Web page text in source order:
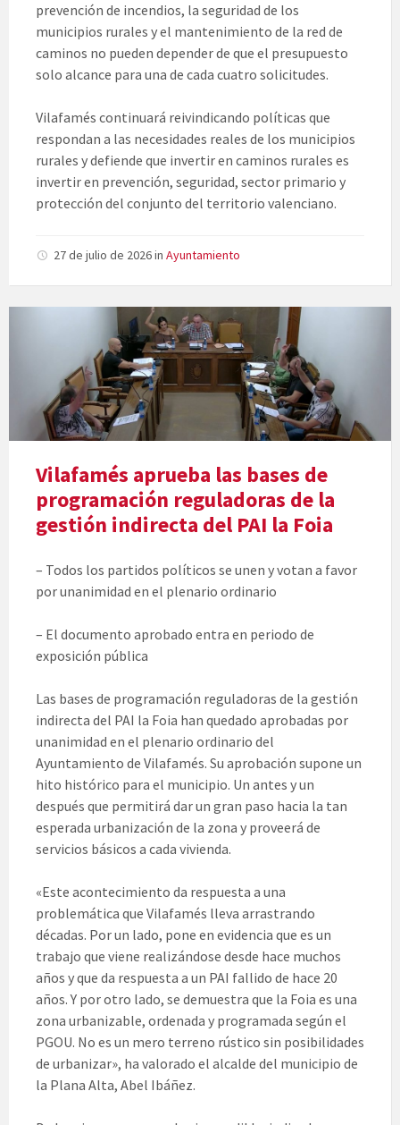
prevención de incendios, la seguridad de los
municipios rurales y el mantenimiento de la red de
caminos no pueden depender de que el presupuesto
solo alcance para una de cada cuatro solicitudes.
Vilafamés continuará reivindicando políticas que
respondan a las necesidades reales de los municipios
rurales y defiende que invertir en caminos rurales es
invertir en prevención, seguridad, sector primario y
protección del conjunto del territorio valenciano.
27 de julio de 2026in Ayuntamiento
Vilafamés aprueba las bases de
programación reguladoras de la
gestión indirecta del PAI la Foia
– Todos los partidos políticos se unen y votan a favor
por unanimidad en el plenario ordinario
– El documento aprobado entra en periodo de
exposición pública
Las bases de programación reguladoras de la gestión
indirecta del PAI la Foia han quedado aprobadas por
unanimidad en el plenario ordinario del
Ayuntamiento de Vilafamés. Su aprobación supone un
hito histórico para el municipio. Un antes y un
después que permitirá dar un gran paso hacia la tan
esperada urbanización de la zona y proveerá de
servicios básicos a cada vivienda.
«Este acontecimiento da respuesta a una
problemática que Vilafamés lleva arrastrando
décadas. Por un lado, pone en evidencia que es un
trabajo que viene realizándose desde hace muchos
años y que da respuesta a un PAI fallido de hace 20
años. Y por otro lado, se demuestra que la Foia es una
zona urbanizable, ordenada y programada según el
PGOU. No es un mero terreno rústico sin posibilidades
de urbanizar», ha valorado el alcalde del municipio de
la Plana Alta, Abel Ibáñez.